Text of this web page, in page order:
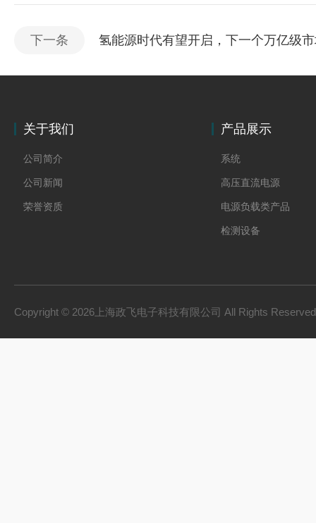
下一条 氢能源时代有望开启，下一个万亿级
关于我们
公司简介
公司新闻
荣誉资质
产品展示
系统
高压直流电源
电源负载类产品
检测设备
Copyright © 2026上海政飞电子科技有限公司 All Rights